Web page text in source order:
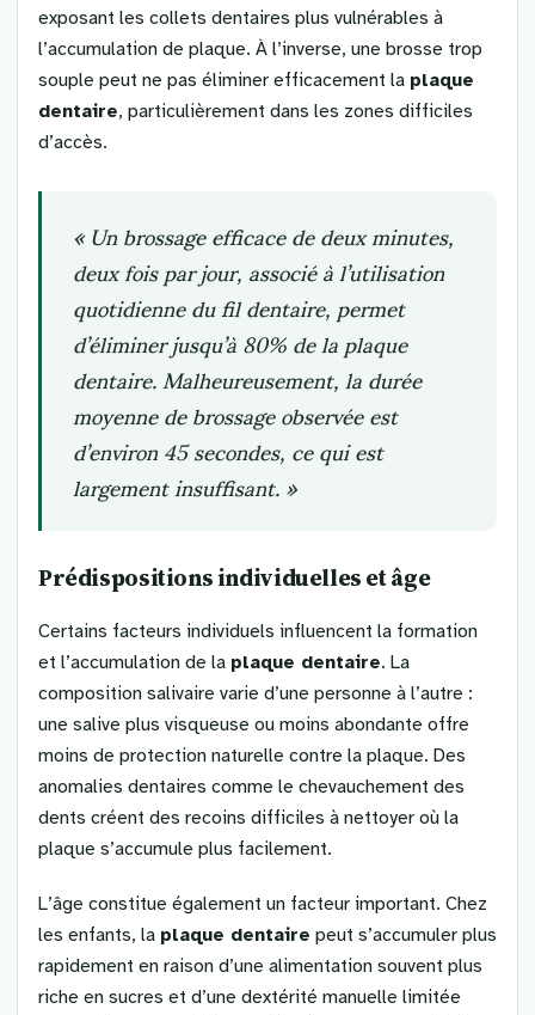
exposant les collets dentaires plus vulnérables à
l’accumulation de plaque. À l’inverse, une brosse trop
souple peut ne pas éliminer efficacement la plaque
dentaire, particulièrement dans les zones difficiles
d’accès.
« Un brossage efficace de deux minutes,
deux fois par jour, associé à l’utilisation
quotidienne du fil dentaire, permet
d’éliminer jusqu’à 80% de la plaque
dentaire. Malheureusement, la durée
moyenne de brossage observée est
d’environ 45 secondes, ce qui est
largement insuffisant. »
Prédispositions individuelles et âge
Certains facteurs individuels influencent la formation
et l’accumulation de la plaque dentaire. La
composition salivaire varie d’une personne à l’autre :
une salive plus visqueuse ou moins abondante offre
moins de protection naturelle contre la plaque. Des
anomalies dentaires comme le chevauchement des
dents créent des recoins difficiles à nettoyer où la
plaque s’accumule plus facilement.
L’âge constitue également un facteur important. Chez
les enfants, la plaque dentaire peut s’accumuler plus
rapidement en raison d’une alimentation souvent plus
riche en sucres et d’une dextérité manuelle limitée